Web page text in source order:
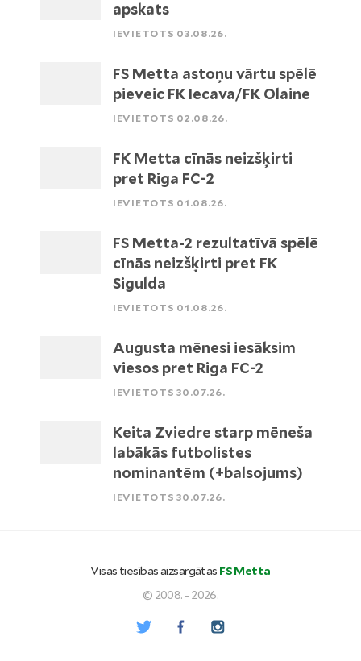
apskats
IEVIETOTS 03.08.26.
FS Metta astoņu vārtu spēlē
pieveic FK Iecava/FK Olaine
IEVIETOTS 02.08.26.
FK Metta cīnās neizšķirti
pret Riga FC-2
IEVIETOTS 01.08.26.
FS Metta-2 rezultatīvā spēlē
cīnās neizšķirti pret FK
Sigulda
IEVIETOTS 01.08.26.
Augusta mēnesi iesāksim
viesos pret Riga FC-2
IEVIETOTS 30.07.26.
Keita Zviedre starp mēneša
labākās futbolistes
nominantēm (+balsojums)
IEVIETOTS 30.07.26.
Visas tiesības aizsargātas FS Metta
© 2008. - 2026.